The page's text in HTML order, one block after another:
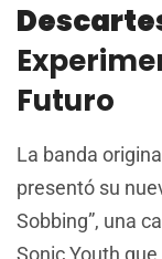
Futuro
La banda
presentó su
Sobbing”, una
Sonic Youth